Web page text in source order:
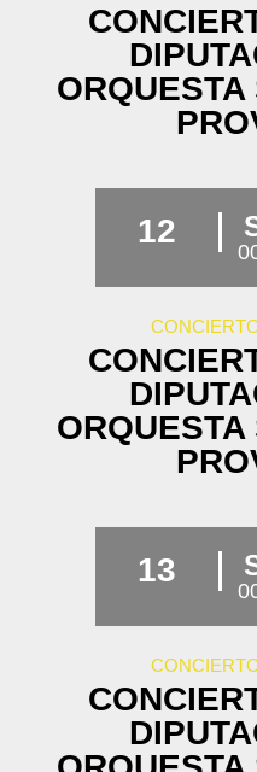
12
13